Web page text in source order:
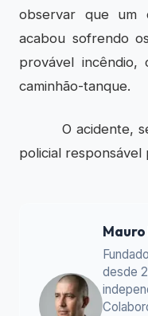
observar que um
acabou sofrendo
provável incêndio,
caminhão-tanque.
O acidente,
policial responsável
desde